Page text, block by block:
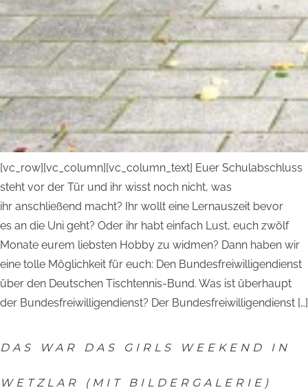
[vc_row][vc_column][vc_column_text] Euer Schulabschluss
steht vor der Tür und ihr wisst noch nicht, was
ihr anschließend macht? Ihr wollt eine Lernauszeit bevor
es an die Uni geht? Oder ihr habt einfach Lust, euch zwölf
Monate eurem liebsten Hobby zu widmen? Dann haben wir
eine tolle Möglichkeit für euch: Den Bundesfreiwilligendienst
über den Deutschen Tischtennis-Bund. Was ist überhaupt
der Bundesfreiwilligendienst? Der Bundesfreiwilligendienst […]
DAS WAR DAS GIRLS WEEKEND IN
WETZLAR (MIT BILDERGALERIE)